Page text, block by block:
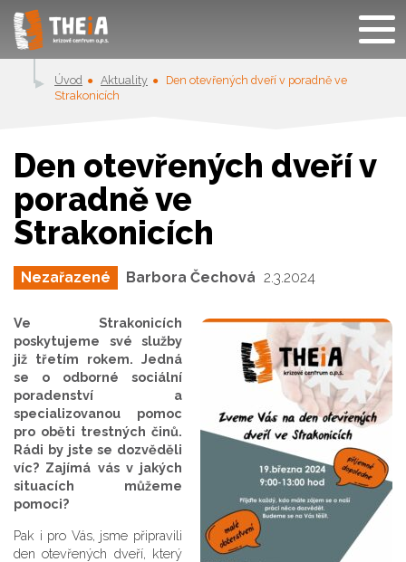
Úvod Aktuality
Den otevřených dveří v poradně ve
Strakonicích
Den otevřených dveří v
poradně ve
Strakonicích
Nezařazené Barbora Čechová 2.3.2024
Ve Strakonicích
poskytujeme své služby
již třetím rokem. Jedná
se o odborné sociální
poradenství a
specializovanou pomoc
pro oběti trestných činů.
Rádi by jste se dozvěděli
víc? Zajímá vás v jakých
situacích můžeme
pomoci?
Pak i pro Vás, jsme připravili
den otevřených dveří, který